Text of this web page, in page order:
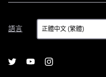
語言
語
言